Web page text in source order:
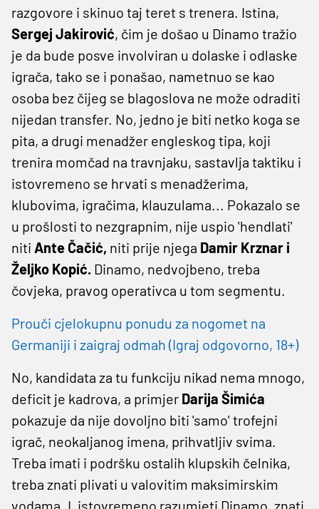
razgovore i skinuo taj teret s trenera. Istina,
Sergej Jakirović, čim je došao u Dinamo tražio
je da bude posve involviran u dolaske i odlaske
igrača, tako se i ponašao, nametnuo se kao
osoba bez čijeg se blagoslova ne može odraditi
nijedan transfer. No, jedno je biti netko koga se
pita, a drugi menadžer engleskog tipa, koji
trenira momčad na travnjaku, sastavlja taktiku i
istovremeno se hrvati s menadžerima,
klubovima, igračima, klauzulama... Pokazalo se
u prošlosti to nezgrapnim, nije uspio 'hendlati'
niti Ante Čačić, niti prije njega Damir Krznar i
Željko Kopić. Dinamo, nedvojbeno, treba
čovjeka, pravog operativca u tom segmentu.
Prouči cjelokupnu ponudu za nogomet na
Germaniji i zaigraj odmah (Igraj odgovorno, 18+)
No, kandidata za tu funkciju nikad nema mnogo,
deficit je kadrova, a primjer Darija Šimića
pokazuje da nije dovoljno biti 'samo' trofejni
igrač, neokaljanog imena, prihvatljiv svima.
Treba imati i podršku ostalih klupskih čelnika,
treba znati plivati u valovitim maksimirskim
vodama. I, istovremeno razumjeti Dinamo, znati